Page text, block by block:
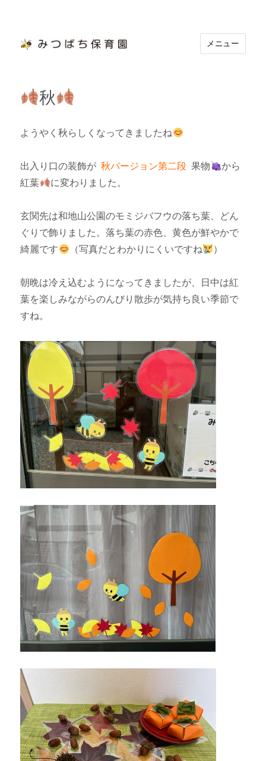
メニュー
秋
ようやく秋らしくなってきましたね
出入り口の装飾が 秋バージョン第二段 果物
から
紅葉
に変わりました。
玄関先は和地山公園のモミジバフウの落ち葉、どん
ぐりで飾りました。落ち葉の赤色、黄色が鮮やかで
綺麗です
（写真だとわかりにくいですね ）
朝晩は冷え込むようになってきましたが、日中は紅
葉を楽しみながらのんびり散歩が気持ち良い季節で
すね。